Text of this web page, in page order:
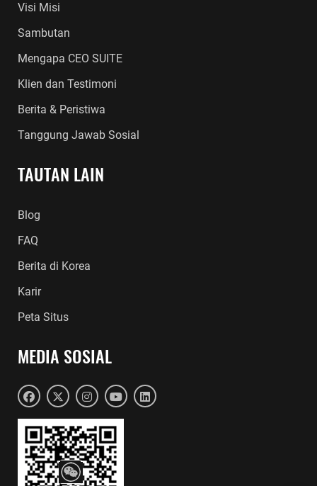
Visi Misi
Sambutan
Mengapa CEO SUITE
Klien dan Testimoni
Berita & Peristiwa
Tanggung Jawab Sosial
TAUTAN LAIN
Blog
FAQ
Berita di Korea
Karir
Peta Situs
MEDIA SOSIAL